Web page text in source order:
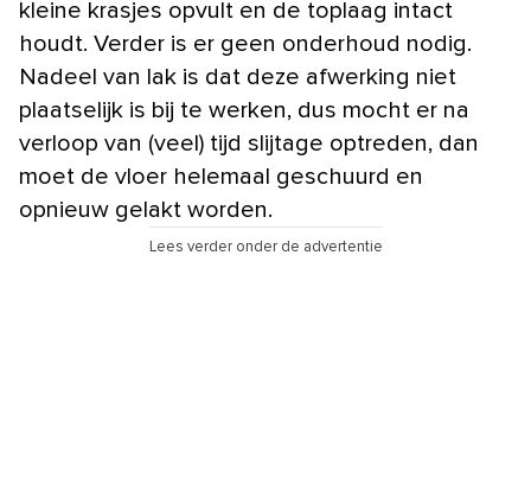
kleine krasjes opvult en de toplaag intact
houdt. Verder is er geen onderhoud nodig.
Nadeel van lak is dat deze afwerking niet
plaatselijk is bij te werken, dus mocht er na
verloop van (veel) tijd slijtage optreden, dan
moet de vloer helemaal geschuurd en
opnieuw gelakt worden.
Lees verder onder de advertentie